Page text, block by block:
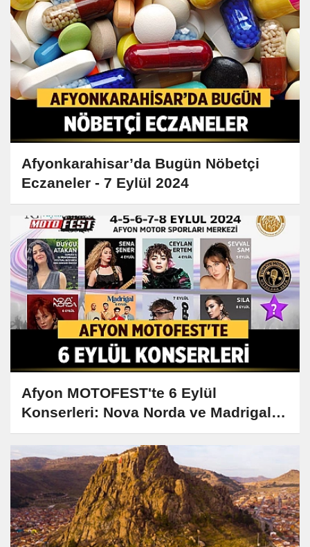
Afyonkarahisar’da Bugün Nöbetçi
Eczaneler - 7 Eylül 2024
Afyon MOTOFEST'te 6 Eylül
Konserleri: Nova Norda ve Madrigal
Sahne Alacak!